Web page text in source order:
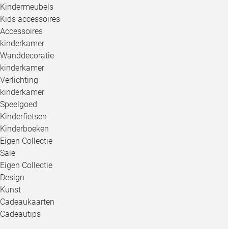
Kindermeubels
Kids accessoires
Accessoires
kinderkamer
Wanddecoratie
kinderkamer
Verlichting
kinderkamer
Speelgoed
Kinderfietsen
Kinderboeken
Eigen Collectie
Sale
Eigen Collectie
Design
Kunst
Cadeaukaarten
Cadeautips